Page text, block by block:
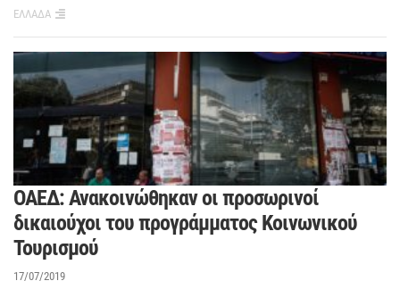
ΕΛΛΑΔΑ
ΟΑΕΔ: Ανακοινώθηκαν οι προσωρινοί
δικαιούχοι του προγράμματος Κοινωνικού
Τουρισμού
17/07/2019